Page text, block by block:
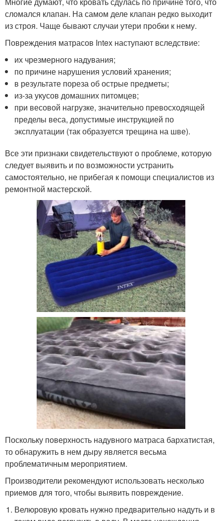
сломался клапан. На самом деле клапан редко выходит
из строя. Чаще бывают случаи утери пробки к нему.
Повреждения матрасов Intex наступают вследствие:
их чрезмерного надувания;
по причине нарушения условий хранения;
в результате пореза об острые предметы;
из-за укусов домашних питомцев;
при весовой нагрузке, значительно превосходящей
пределы веса, допустимые инструкцией по
эксплуатации (так образуется трещина на шве).
Все эти признаки свидетельствуют о проблеме, которую
следует выявить и по возможности устранить
самостоятельно, не прибегая к помощи специалистов из
ремонтной мастерской.
Поскольку поверхность надувного матраса бархатистая,
то обнаружить в нем дыру является весьма
проблематичным мероприятием.
Производители рекомендуют использовать несколько
приемов для того, чтобы выявить повреждение.
Велюровую кровать нужно предварительно надуть и в